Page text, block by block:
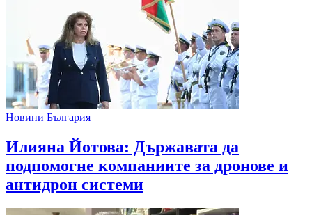
Новини България
Илияна Йотова: Държавата да
подпомогне компаниите за дронове и
антидрон системи